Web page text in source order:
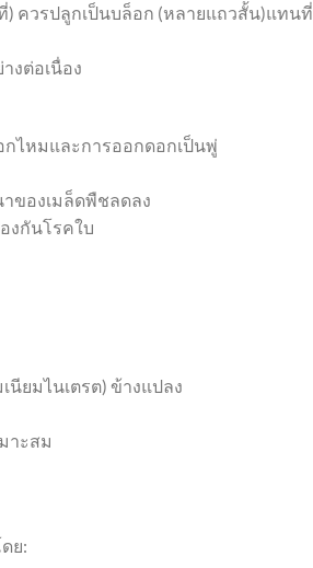
) ควรปลูกเป็นบล็อก (หลายแถวสั้น)แทน
งต่อเนื่อง
ไหมและการออกดอกเป็นพู่
ของเมล็ดพืชลดลง
งกันโรคใบ
นียมไนเตรต) ข้างแปลง
าะสม
ย: